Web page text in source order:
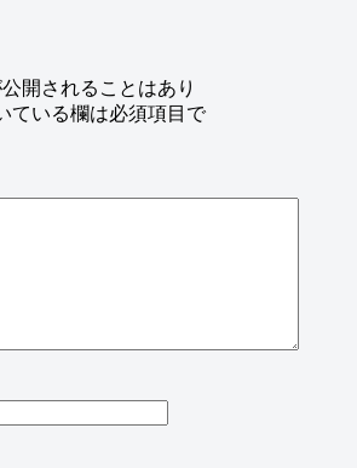
開されることはあり
ている欄は必須項目で